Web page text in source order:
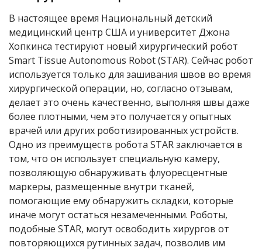
В настоящее время Национальный детский
медицинский центр США и университет Джона
Хопкинса тестируют новый хирургический робот
Smart Tissue Autonomous Robot (STAR). Сейчас робот
используется только для зашивания швов во время
хирургической операции, но, согласно отзывам,
делает это очень качественно, выполняя швы даже
более плотными, чем это получается у опытных
врачей или других роботизированных устройств.
Одно из преимуществ робота STAR заключается в
том, что он использует специальную камеру,
позволяющую обнаруживать флуоресцентные
маркеры, размещенные внутри тканей,
помогающие ему обнаружить складки, которые
иначе могут остаться незамеченными. Роботы,
подобные STAR, могут освободить хирургов от
повторяющихся рутинных задач, позволив им